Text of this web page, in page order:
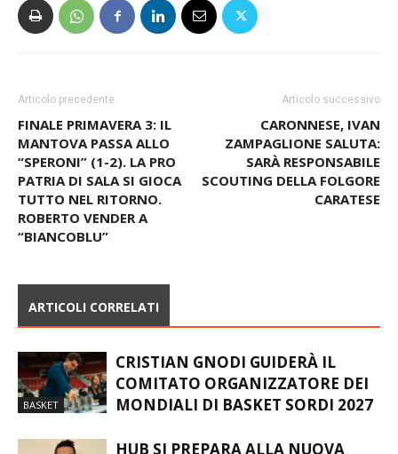
FINALE PRIMAVERA 3: IL
MANTOVA PASSA ALLO
“SPERONI” (1-2). LA PRO
PATRIA DI SALA SI GIOCA
TUTTO NEL RITORNO.
ROBERTO VENDER A
CARONNESE, IVAN
ZAMPAGLIONE SALUTA:
SARÀ RESPONSABILE
SCOUTING DELLA FOLGORE
ARTICOLI CORRELATI
CRISTIAN GNODI GUIDERÀ IL
COMITATO ORGANIZZATORE DEI